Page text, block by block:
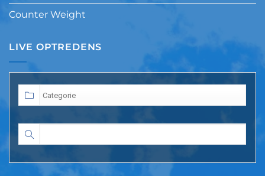
Counter Weight
LIVE OPTREDENS